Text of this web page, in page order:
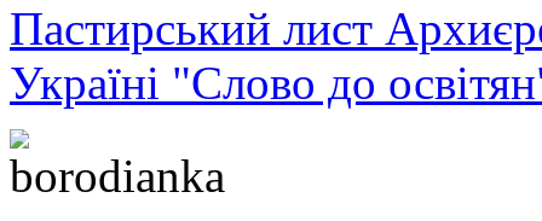
Пастирський лист
Україні "Слово до